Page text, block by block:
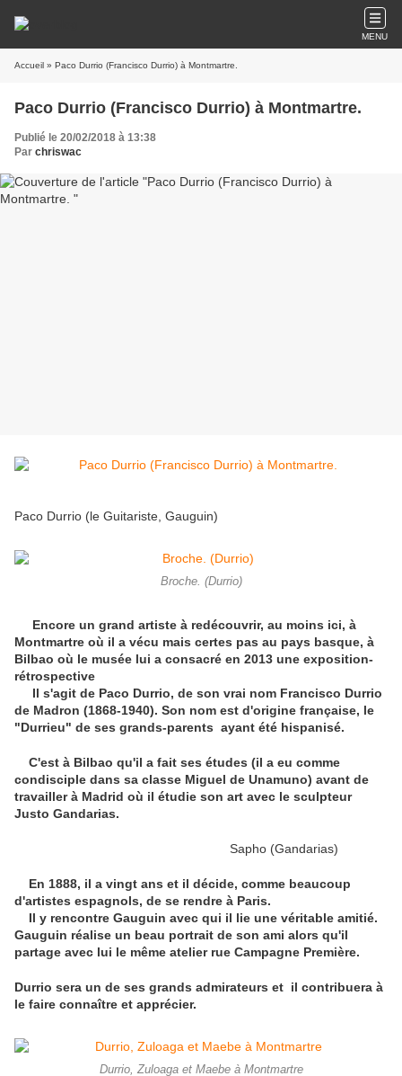
MENU
Accueil » Paco Durrio (Francisco Durrio) à Montmartre.
Paco Durrio (Francisco Durrio) à Montmartre.
Publié le 20/02/2018 à 13:38
Par chriswac
Paco Durrio (le Guitariste, Gauguin)
Broche. (Durrio)
Encore un grand artiste à redécouvrir, au moins ici, à
Montmartre où il a vécu mais certes pas au pays basque, à
Bilbao où le musée lui a consacré en 2013 une exposition-
rétrospective
Il s'agit de Paco Durrio, de son vrai nom Francisco Durrio
de Madron (1868-1940). Son nom est d'origine française, le
"Durrieu" de ses grands-parents ayant été hispanisé.
C'est à Bilbao qu'il a fait ses études (il a eu comme
condisciple dans sa classe Miguel de Unamuno) avant de
travailler à Madrid où il étudie son art avec le sculpteur
Justo Gandarias.
Sapho (Gandarias)
En 1888, il a vingt ans et il décide, comme beaucoup
d'artistes espagnols, de se rendre à Paris.
Il y rencontre Gauguin avec qui il lie une véritable amitié.
Gauguin réalise un beau portrait de son ami alors qu'il
partage avec lui le même atelier rue Campagne Première.
Durrio sera un de ses grands admirateurs et il contribuera à
le faire connaître et apprécier.
Durrio, Zuloaga et Maebe à Montmartre